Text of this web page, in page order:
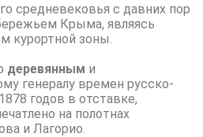
средневековья с давних пор
Крыма, являясь
курортной зоны.
деревянным и
генералу времен русско-
годов в отставке,
на полотнах
и Лагорио.